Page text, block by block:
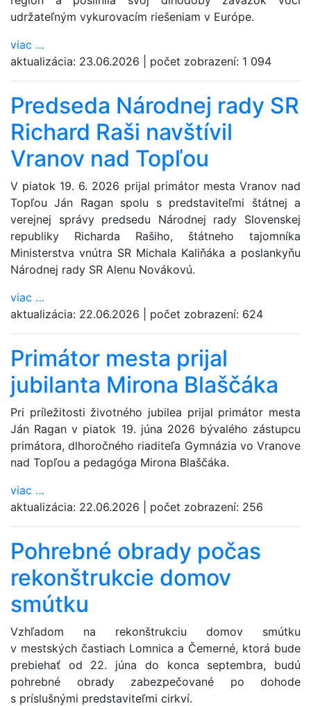
udržateľným vykurovacím riešeniam v Európe.
viac …
aktualizácia: 23.06.2026 počet zobrazení: 1 094
Predseda Národnej rady SR
Richard Raši navštívil
Vranov nad Topľou
V piatok 19. 6. 2026 prijal primátor mesta Vranov nad
Topľou Ján Ragan spolu s predstaviteľmi štátnej a
verejnej správy predsedu Národnej rady Slovenskej
republiky Richarda Rašiho, štátneho tajomníka
Ministerstva vnútra SR Michala Kaliňáka a poslankyňu
Národnej rady SR Alenu Novákovú.
viac …
aktualizácia: 22.06.2026 počet zobrazení: 624
Primátor mesta prijal
jubilanta Mirona Blaščáka
Pri príležitosti životného jubilea prijal primátor mesta
Ján Ragan v piatok 19. júna 2026 bývalého zástupcu
primátora, dlhoročného riaditeľa Gymnázia vo Vranove
nad Topľou a pedagóga Mirona Blaščáka.
viac …
aktualizácia: 22.06.2026 počet zobrazení: 256
Pohrebné obrady počas
rekonštrukcie domov
smútku
Vzhľadom na rekonštrukciu domov smútku
v mestských častiach Lomnica a Čemerné, ktorá bude
prebiehať od 22. júna do konca septembra, budú
pohrebné obrady zabezpečované po dohode
s príslušnými predstaviteľmi cirkví.